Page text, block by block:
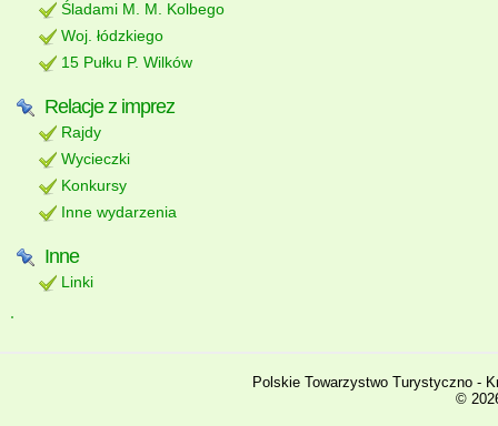
Śladami M. M. Kolbego
Woj. łódzkiego
15 Pułku P. Wilków
Relacje z imprez
Rajdy
Wycieczki
Konkursy
Inne wydarzenia
Inne
Linki
Polskie Towarzystwo Turystyczno -
©